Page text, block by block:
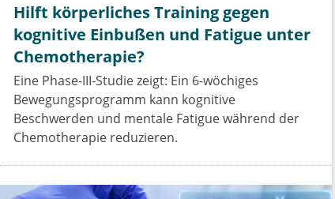
Hilft körperliches Training gegen
kognitive Einbußen und Fatigue unter
Chemotherapie?
Eine Phase-III-Studie zeigt: Ein 6-wöchiges
Bewegungsprogramm kann kognitive
Beschwerden und mentale Fatigue während der
Chemotherapie reduzieren.